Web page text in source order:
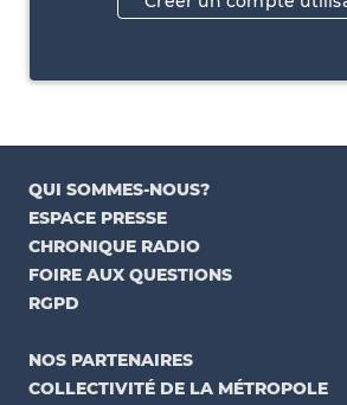
QUI SOMMES-NOUS?
ESPACE PRESSE
CHRONIQUE RADIO
FOIRE AUX QUESTIONS
RGPD
NOS PARTENAIRES
COLLECTIVITÉ DE LA MÉTROPOLE